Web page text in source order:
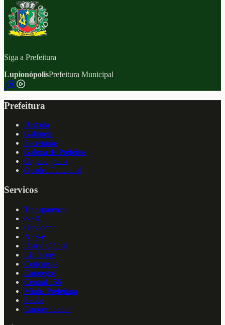
Siga a Prefeitura
LupionópolisPrefeitura Municipal
f
Prefeitura
Historia
Gabinete
Secretarias
Galeria de Prefeitos
Organograma
Quadro Funcional
Servicos
Transparencia
e-SIC
Ouvidoria
NFS-e
Diario Oficial
Licitacoes
Concursos
Empregos
Central 156
Minha Prefeitura
Saude
Empreendedor